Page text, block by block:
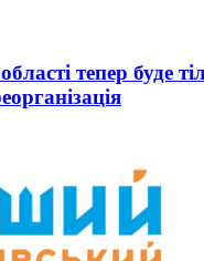
тепер буде